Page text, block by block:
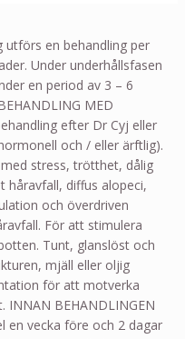
utförs en behandling per
Under underhållsfasen
en period av 3 – 6
MED
efter Dr Cyj eller
och / eller ärftlig).
stress, trötthet, dålig
håravfall, diffus alopeci,
och överdriven
För att stimulera
Tunt, glanslöst och
mjäll eller oljig
för att motverka
BEHANDLINGEN
en vecka före och 2 dagar